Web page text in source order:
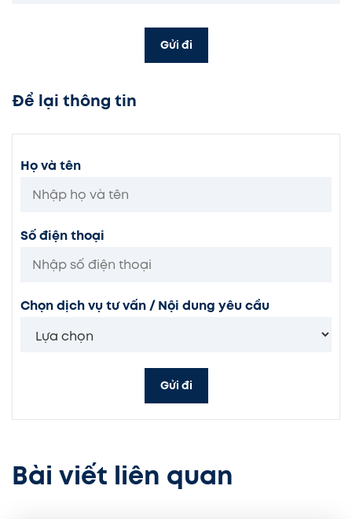
Gửi đi
Để lại thông tin
Họ và tên
Số điện thoại
Chọn dịch vụ tư vấn / Nội dung yêu cầu
Gửi đi
Bài viết liên quan